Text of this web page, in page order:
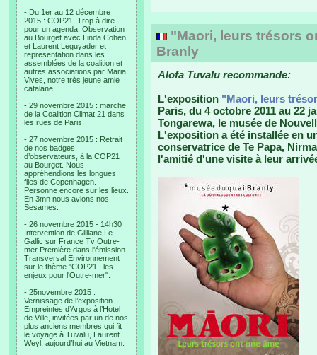
- Du 1er au 12 décembre
2015 : COP21. Trop à dire
pour un agenda. Observation
au Bourget avec Linda Cohen
et Laurent Leguyader et
representation dans les
assemblées de la coalition et
autres associations par Maria
Vives, notre très jeune amie
catalane.
- 29 novembre 2015 : marche
de la Coalition Climat 21 dans
les rues de Paris.
- 27 novembre 2015 : Retrait
de nos badges
d’observateurs, à la COP21
au Bourget. Nous
appréhendions les longues
files de Copenhagen.
Personne encore sur les lieux.
En 3mn nous avions nos
Sesames.
- 26 novembre 2015 - 14h30 :
Intervention de Gilliane Le
Gallic sur France Tv Outre-
mer Première dans l'émission
Transversal Environnement
sur le thème "COP21 : les
enjeux pour l'Outre-mer".
- 25novembre 2015 :
Vernissage de l’exposition
Empreintes d’Argos à l’Hotel
de Ville, invitées par un de nos
plus anciens membres qui fit
le voyage à Tuvalu, Laurent
Weyl, aujourd’hui au Vietnam.
"Maori, leurs trésors
Branly
Alofa Tuvalu recommande:
L'exposition "Maori, leurs
Paris, du 4 octobre 2011 au 22
Tongarewa, le musée de
L'exposition a été installée en
conservatrice de Te Papa,
l'amitié d'une visite à leur